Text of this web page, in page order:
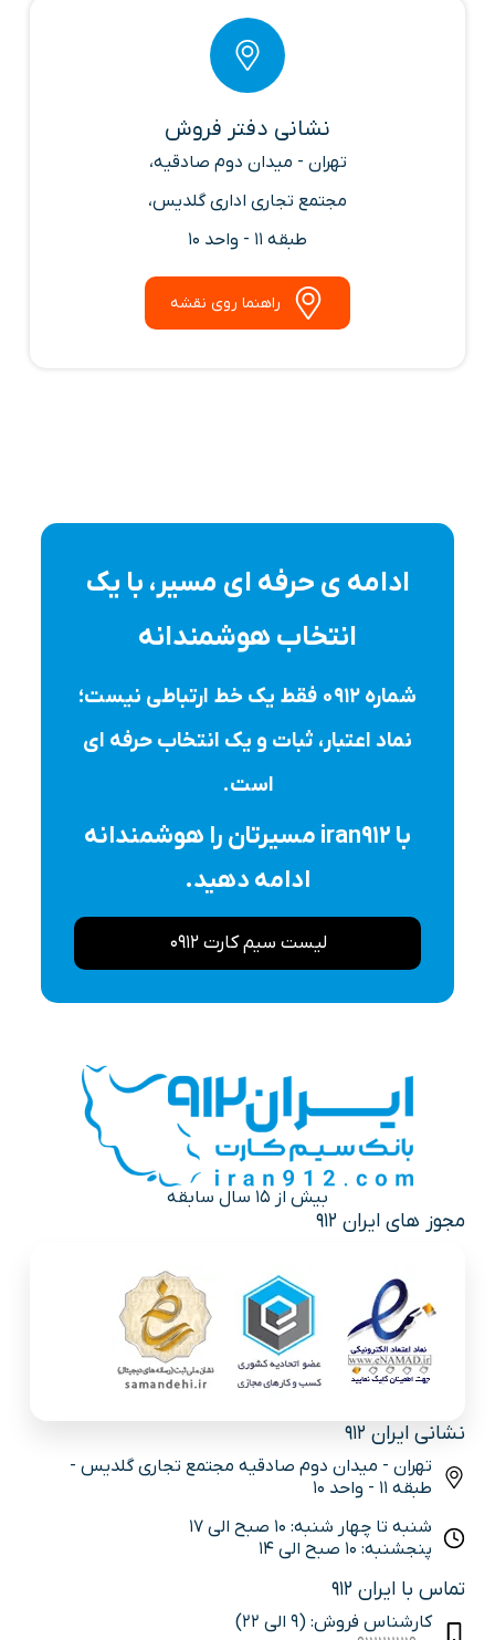
نشانی دفتر فروش
تهران - میدان دوم صادقیه،
مجتمع تجاری اداری گلدیس،
طبقه 11 - واحد 10
راهنما روی نقشه
ادامه ی حرفه ای مسیر، با یک
انتخاب هوشمندانه
شماره ۰۹۱۲ فقط یک خط ارتباطی نیست؛
نماد اعتبار، ثبات و یک انتخاب حرفه ای
است.
با iran912 مسیرتان را هوشمندانه
ادامه دهید.
لیست سیم کارت 0912
بیش از 15 سال سابقه
نشانی ایران 912
تهران - میدان دوم صادقیه مجتمع تجاری گلدیس -
طبقه 11 - واحد 10
شنبه تا چهار شنبه: 10 صبح الی 17
پنجشنبه: 10 صبح الی 14
تماس با ایران 912
کارشناس فروش: (9 الی 22)
مجوز های ایران 912